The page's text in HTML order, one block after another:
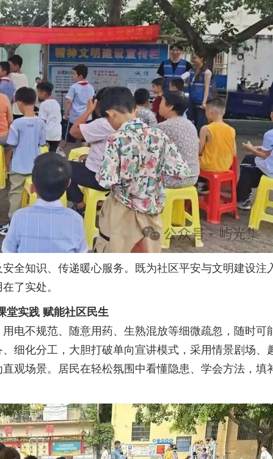
全知识、传递暖心服务。既为社区平安与文明建设注
了实处。
堂实践 赋能社区民生
电不规范、随意用药、生熟混放等细微疏忽，随时可
细化分工，大胆打破单向宣讲模式，采用情景剧场、
观场景。居民在轻松氛围中看懂隐患、学会方法，填